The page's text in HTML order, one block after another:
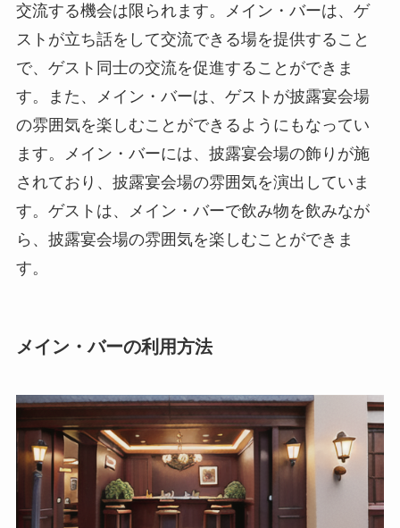
交流する機会は限られます。メイン・バーは、ゲ
ストが立ち話をして交流できる場を提供すること
で、ゲスト同士の交流を促進することができま
す。また、メイン・バーは、ゲストが披露宴会場
の雰囲気を楽しむことができるようにもなってい
ます。メイン・バーには、披露宴会場の飾りが施
されており、披露宴会場の雰囲気を演出していま
す。ゲストは、メイン・バーで飲み物を飲みなが
ら、披露宴会場の雰囲気を楽しむことができま
す。
メイン・バーの利用方法